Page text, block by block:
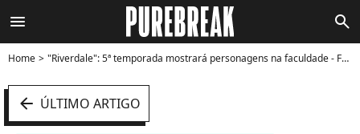
menu search
Home "Riverdale": 5ª temporada mostrará personagens na faculdade - Foto
arrow_left ÚLTIMO ARTIGO